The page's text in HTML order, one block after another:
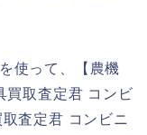
使って、【農機
買取査定君 コンビ
査定君 コンビニ